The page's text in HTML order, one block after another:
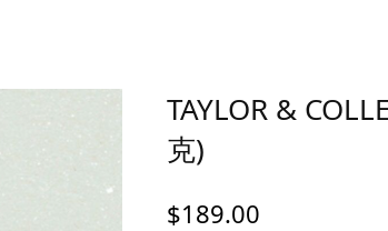
TAYLOR &
克)
$189.00